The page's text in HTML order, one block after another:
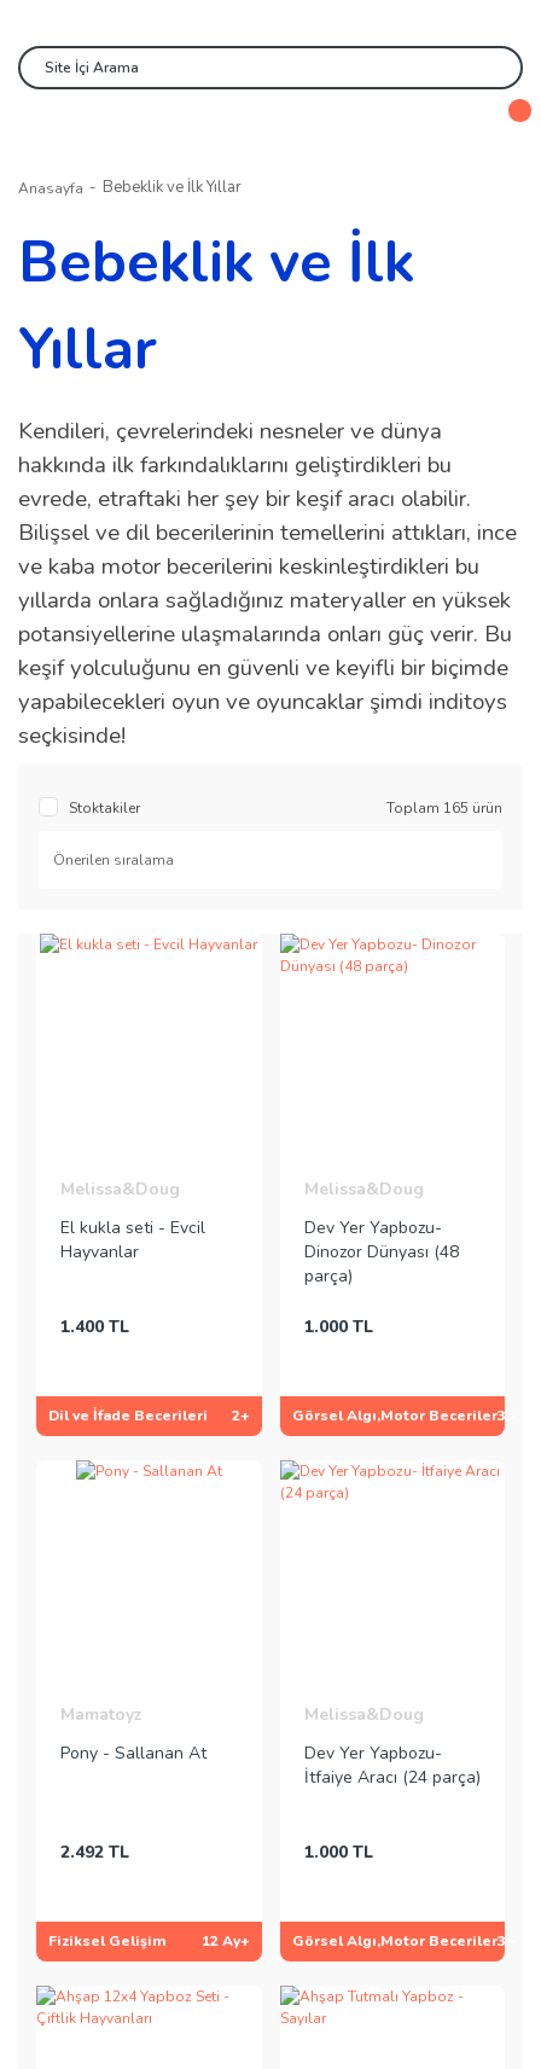
Anasayfa Bebeklik ve İlk Yıllar
Bebeklik ve İlk
Yıllar
Kendileri, çevrelerindeki nesneler ve dünya
hakkında ilk farkındalıklarını geliştirdikleri bu
evrede, etraftaki her şey bir keşif aracı olabilir.
Bilişsel ve dil becerilerinin temellerini attıkları, ince
ve kaba motor becerilerini keskinleştirdikleri bu
yıllarda onlara sağladığınız materyaller en yüksek
potansiyellerine ulaşmalarında onları güç verir. Bu
keşif yolculuğunu en güvenli ve keyifli bir biçimde
yapabilecekleri oyun ve oyuncaklar şimdi inditoys
seçkisinde!
Stoktakiler Toplam 165 ürün
Melissa&Doug
El kukla seti - Evcil
Hayvanlar
1.400 TL
Dil ve İfade Becerileri 2+
Melissa&Doug
Dev Yer Yapbozu-
Dinozor Dünyası (48
parça)
1.000 TL
Görsel Algı,Motor Beceriler3+
Mamatoyz
Pony - Sallanan At
2.492 TL
Fiziksel Gelişim 12 Ay+
Melissa&Doug
Dev Yer Yapbozu-
İtfaiye Aracı (24 parça)
1.000 TL
Görsel Algı,Motor Beceriler3+